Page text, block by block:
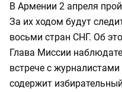
В Армении 2 апреля
За их ходом будут
восьми стран СНГ. Об
Глава Миссии
встрече с
содержит